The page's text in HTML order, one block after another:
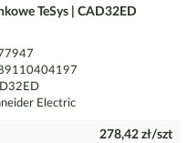
TeSys | CAD32ED
Electric
278,42 zł/szt